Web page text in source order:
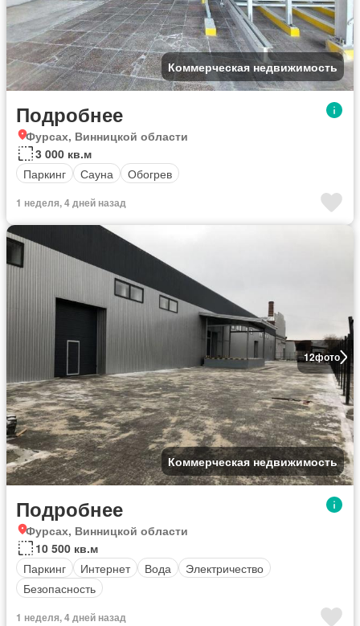
Коммерческая недвижимость
Подробнее
Фурсах, Винницкой области
3 000 кв.м
Паркинг
Сауна Обогрев
1 неделя, 4 дней назад
12фото
Коммерческая недвижимость
Подробнее
Фурсах, Винницкой области
10 500 кв.м
Паркинг
Интернет Вода
Электричество
Безопасность
1 неделя, 4 дней назад